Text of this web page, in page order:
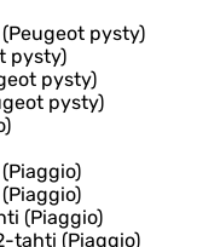
pysty)
pysty)
pysty)
pysty)
(Piaggio)
tahti (Piaggio)